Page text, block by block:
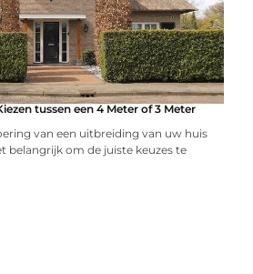
tussen een 4 Meter of 3 Meter
van een uitbreiding van uw huis
belangrijk om de juiste keuzes te